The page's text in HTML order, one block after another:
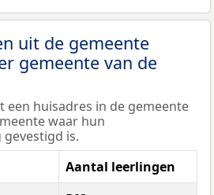
uit de gemeente
gemeente van de
een huisadres in de gemeente
waar hun
is.
Aantal leerlingen